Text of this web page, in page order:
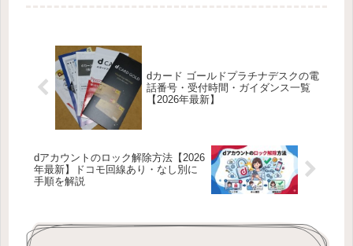
dカード ゴールドプラチナデスクの電
話番号・受付時間・ガイダンス一覧
【2026年最新】
dアカウントのロック解除方法【2026
年最新】ドコモ回線あり・なし別に
手順を解説